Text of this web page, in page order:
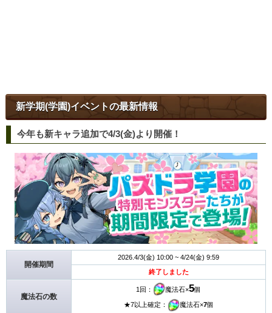
新学期(学園)イベントの最新情報
今年も新キャラ追加で4/3(金)より開催！
開催期間
2026.4/3(金) 10:00 ~ 4/24(金) 9:59
終了しました
魔法石の数
1回： 魔法石×5個
★7以上確定： 魔法石×7個